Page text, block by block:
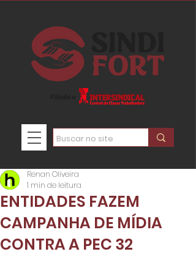
ENTIDADES FAZEM
CAMPANHA DE MÍDIA
CONTRA A PEC 32
Renan Oliveira
1 min de leitura